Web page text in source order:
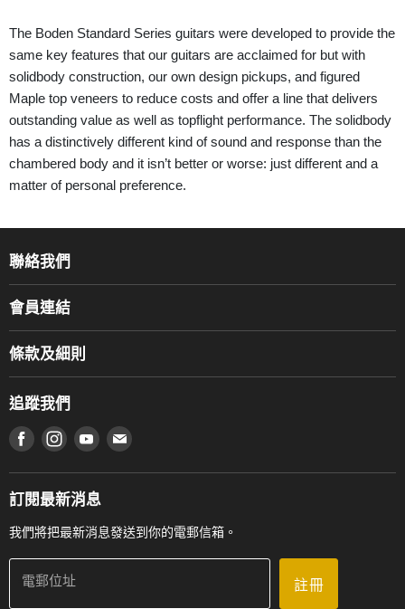
The Boden Standard Series guitars were developed to provide the
same key features that our guitars are acclaimed for but with
solidbody construction, our own design pickups, and figured
Maple top veneers to reduce costs and offer a line that delivers
outstanding value as well as topflight performance. The solidbody
has a distinctively different kind of sound and response than the
chambered body and it isn’t better or worse: just different and a
matter of personal preference.
聯絡我們
服務部
通利工程
登記保養
產品序號查詢
聯絡我們
會員連結
香港管弦樂導師協會
條款及細則
使用條款及細則
私隱條款
門市購買產品及服務
追蹤我們
在 Facebook 上找到我們
在 Instagram 上找到我們
在 Youtube 上找到我們
在 電子郵件 上找到我們
訂閱最新消息
我們將把最新消息發送到你的電郵信箱。
電郵位址 註冊